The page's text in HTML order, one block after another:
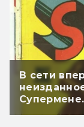
В сети